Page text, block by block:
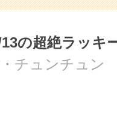
13の超絶ラッキ
チュンチュン